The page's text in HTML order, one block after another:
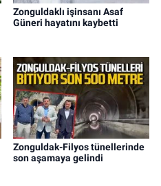
Zonguldaklı işinsanı Asaf
Güneri hayatını kaybetti
Zonguldak-Filyos tünellerinde
son aşamaya gelindi